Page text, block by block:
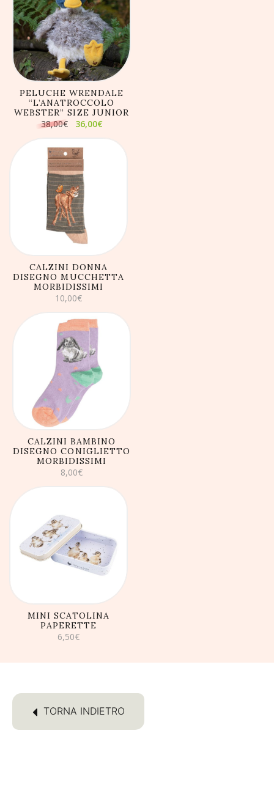
AGGIUNGI AL
CARRELLO
PELUCHE WRENDALE
“L’ANATROCCOLO
WEBSTER” SIZE JUNIOR
38,00€ Il
prezzo
era:
38,00€.
36,00€Il
AGGIUNGI AL
CARRELLO
CALZINI DONNA
DISEGNO MUCCHETTA
MORBIDISSIMI
10,00€
AGGIUNGI AL
CARRELLO
CALZINI BAMBINO
DISEGNO CONIGLIETTO
MORBIDISSIMI
8,00€
AGGIUNGI AL
CARRELLO
MINI SCATOLINA
PAPERETTE
6,50€
TORNA INDIETRO